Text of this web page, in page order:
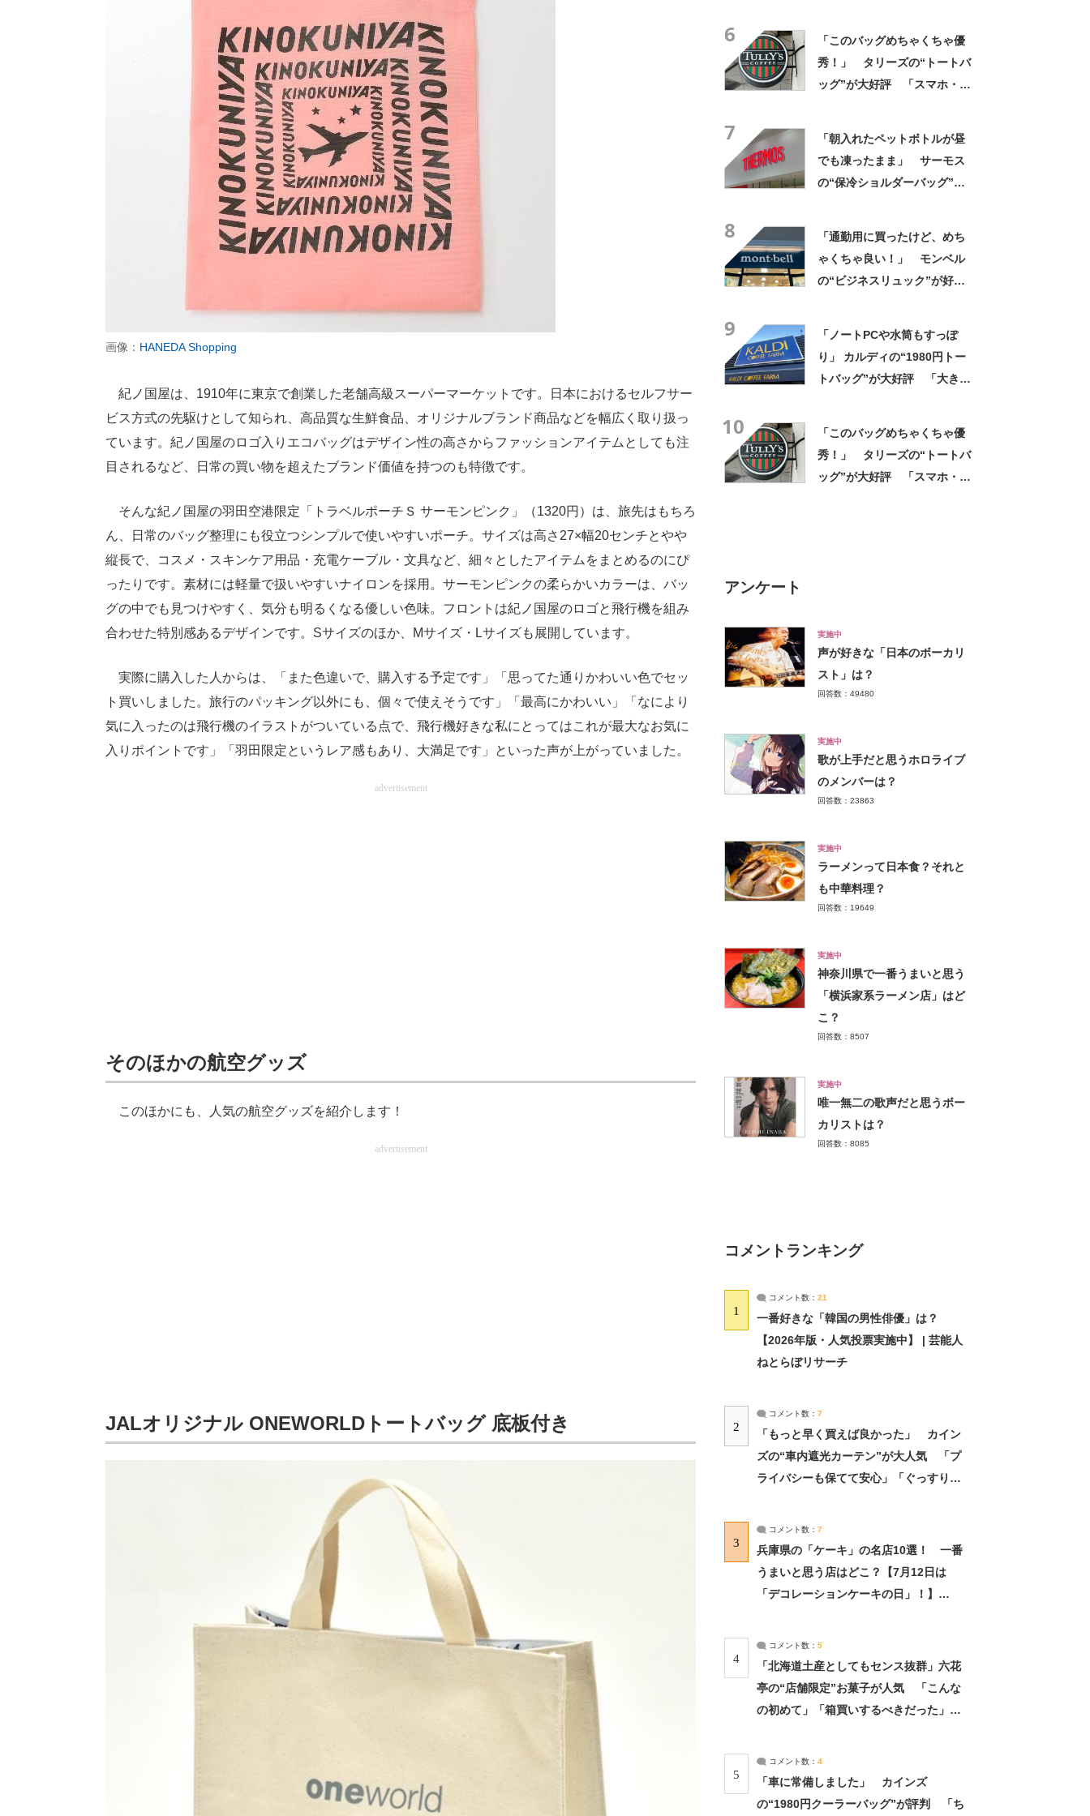
画像： HANEDA Shopping
紀ノ国屋は、1910年に東京で創業した老舗高級スーパーマーケットです。日本におけるセルフサー
ビス方式の先駆けとして知られ、高品質な生鮮食品、オリジナルブランド商品などを幅広く取り扱っ
ています。紀ノ国屋のロゴ入りエコバッグはデザイン性の高さからファッションアイテムとしても注
目されるなど、日常の買い物を超えたブランド価値を持つのも特徴です。
そんな紀ノ国屋の羽田空港限定「トラベルポーチＳ サーモンピンク」（1320円）は、旅先はもちろ
ん、日常のバッグ整理にも役立つシンプルで使いやすいポーチ。サイズは高さ27×幅20センチとやや
縦長で、コスメ・スキンケア用品・充電ケーブル・文具など、細々としたアイテムをまとめるのにぴ
ったりです。素材には軽量で扱いやすいナイロンを採用。サーモンピンクの柔らかいカラーは、バッ
グの中でも見つけやすく、気分も明るくなる優しい色味。フロントは紀ノ国屋のロゴと飛行機を組み
合わせた特別感あるデザインです。Sサイズのほか、Mサイズ・Lサイズも展開しています。
実際に購入した人からは、「また色違いで、購入する予定です」「思ってた通りかわいい色でセッ
ト買いしました。旅行のパッキング以外にも、個々で使えそうです」「最高にかわいい」「なにより
気に入ったのは飛行機のイラストがついている点で、飛行機好きな私にとってはこれが最大なお気に
入りポイントです」「羽田限定というレア感もあり、大満足です」といった声が上がっていました。
advertisement
そのほかの航空グッズ
このほかにも、人気の航空グッズを紹介します！
advertisement
JALオリジナル ONEWORLDトートバッグ 底板付き
6
「このバッグめちゃくちゃ優
秀！」 タリーズの“トートバ
ッグ”が大好評 「スマホ・財
7
「朝入れたペットボトルが昼
でも凍ったまま」 サーモス
の“保冷ショルダーバッグ”が
8
「通勤用に買ったけど、めち
ゃくちゃ良い！」 モンベル
の“ビジネスリュック”が好
9
「ノートPCや水筒もすっぽ
り」 カルディの“1980円トー
トバッグ”が大好評 「大きさ
10
「このバッグめちゃくちゃ優
秀！」 タリーズの“トートバ
ッグ”が大好評 「スマホ・財
アンケート
実施中
声が好きな「日本のボーカリ
スト」は？
回答数：49480
実施中
歌が上手だと思うホロライブ
のメンバーは？
回答数：23863
実施中
ラーメンって日本食？それと
も中華料理？
回答数：19649
実施中
神奈川県で一番うまいと思う
「横浜家系ラーメン店」はど
こ？
回答数：8507
実施中
唯一無二の歌声だと思うボー
カリストは？
回答数：8085
コメントランキング
1
コメント数： 21
一番好きな「韓国の男性俳優」は？
【2026年版・人気投票実施中】 | 芸能人
ねとらぼリサーチ
2
コメント数： 7
「もっと早く買えば良かった」 カイン
ズの“車内遮光カーテン”が大人気 「プ
ライバシーも保てて安心」「ぐっすり眠
3
コメント数： 7
兵庫県の「ケーキ」の名店10選！ 一番
うまいと思う店はどこ？【7月12日は
「デコレーションケーキの日」！】
4
コメント数： 5
「北海道土産としてもセンス抜群」六花
亭の“店舗限定”お菓子が人気 「こんな
の初めて」「箱買いするべきだった」
5
コメント数： 4
「車に常備しました」 カインズ
の“1980円クーラーバッグ”が評判 「ち